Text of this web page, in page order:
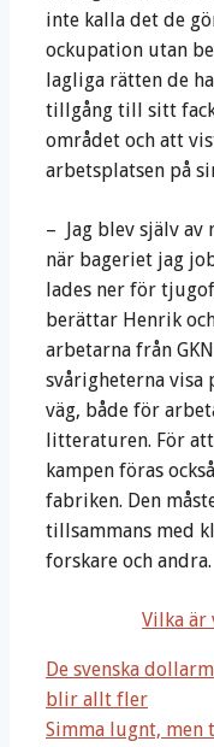
inte kalla det de
ockupation utan
lagliga rätten de
tillgång till sitt
området och att
arbetsplatsen på
– Jag blev själv av
när bageriet jag
lades ner för
berättar Henrik
arbetarna från
svårigheterna visa
väg, både för
litteraturen. För
kampen föras
fabriken. Den
tillsammans med
forskare och andra.
Vilka är
De svenska
blir allt fler
Simma lugnt, men